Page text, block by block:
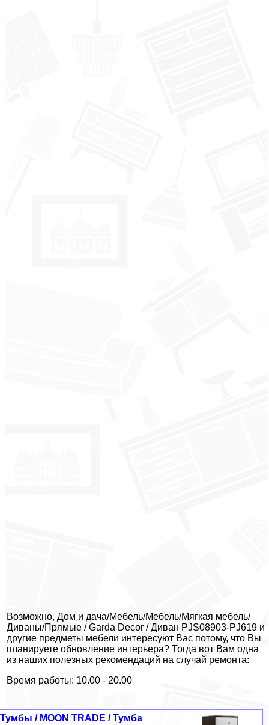
Возможно, Дом и дача/Мебель/Мебель/Мягкая мебель/
Диваны/Прямые / Garda Decor / Диван PJS08903-PJ619 и
другие предметы мебели интересуют Вас потому, что Вы
планируете обновление интерьера? Тогда вот Вам одна
из наших полезных рекомендаций на случай ремонта:
Время работы: 10.00 - 20.00
Тумбы / MOON TRADE / Тумба